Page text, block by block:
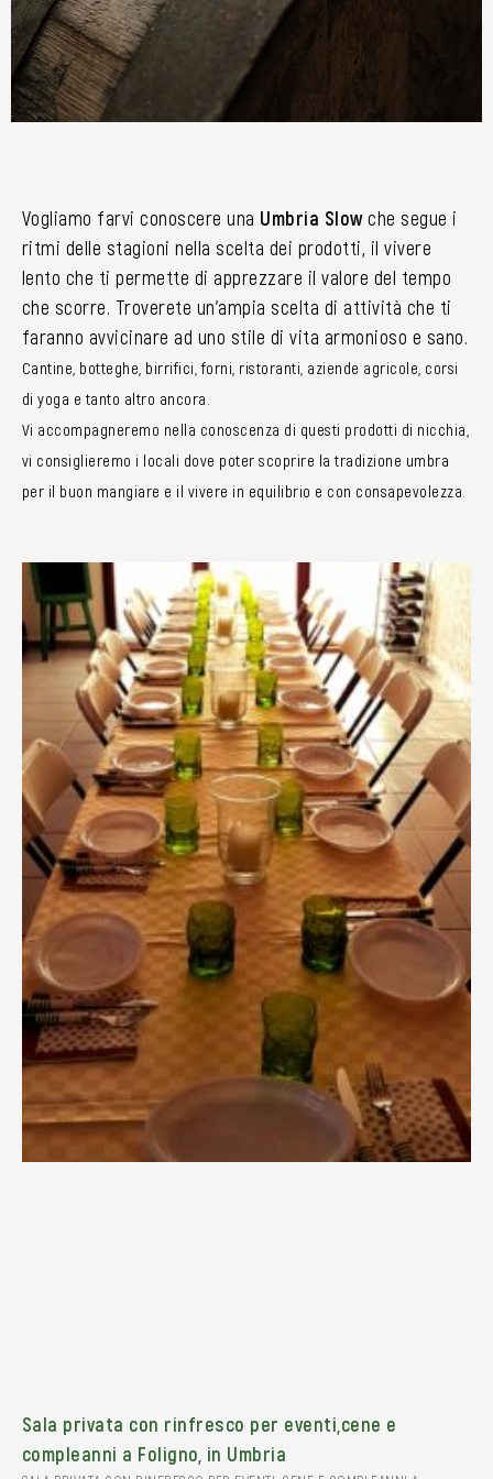
Vogliamo farvi conoscere una Umbria Slowche segue i
ritmi delle stagioni nella scelta dei prodotti, il vivere
lento che ti permette di apprezzare il valore del tempo
che scorre. Troverete un’ampia scelta di attività che ti
faranno avvicinare ad uno stile di vita armonioso e sano.
Cantine, botteghe, birrifici, forni, ristoranti, aziende agricole, corsi
di yoga e tanto altro ancora.
Vi accompagneremo nella conoscenza di questi prodotti di nicchia,
vi consiglieremo i locali dove poter scoprire la tradizione umbra
per il buon mangiare e il vivere in equilibrio e con consapevolezza.
Sala privata con rinfresco per eventi,cene e
compleanni a Foligno, in Umbria